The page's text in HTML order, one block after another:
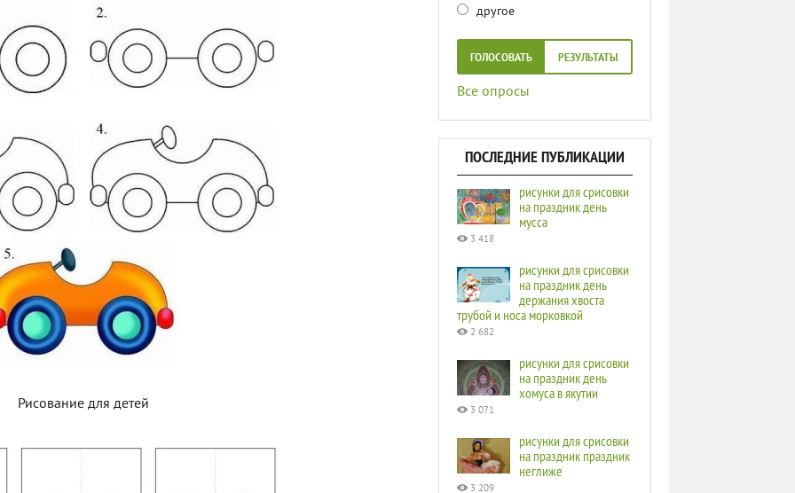
Рисование для детей
другое
ГОЛОСОВАТЬ РЕЗУЛЬТАТЫ
Все опросы
ПОСЛЕДНИЕ ПУБЛИКАЦИИ
рисунки для срисовки
на праздник день
мусса
3 418
рисунки для срисовки
на праздник день
держания хвоста
трубой и носа морковкой
2 682
рисунки для срисовки
на праздник день
хомуса в якутии
3 071
рисунки для срисовки
на праздник праздник
неглиже
3 209